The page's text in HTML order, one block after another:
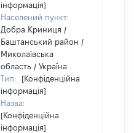
інформація]
Населений пункт:
Добра Криниця /
Баштанський район /
Миколаївська
область / Україна
Тип:
[Конфіденційна
інформація]
Назва:
[Конфіденційна
інформація]